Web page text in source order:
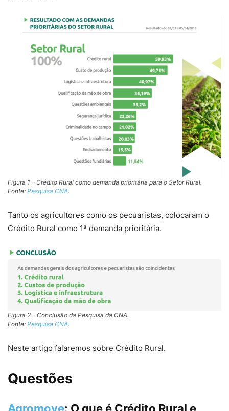
Figura 1 – Crédito Rural como demanda prioritária para o Setor Rural.
Fonte: Pesquisa CNA.
Tanto os agricultores como os pecuaristas, colocaram o
Crédito Rural como 1ª demanda prioritária.
Figura 2 – Conclusão da Pesquisa da CNA.
Fonte: Pesquisa CNA.
Neste artigo falaremos sobre Crédito Rural.
Questões